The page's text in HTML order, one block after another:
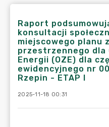
Raport
konsultacji
miejscowego planu
przestrzennego dla
Energii (OZE) dla
ewidencyjnego nr
Rzepin - ETAP I
2025-11-18 00:31